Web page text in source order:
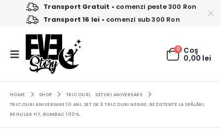
Transport Gratuit • comenzi peste 300 Ron
Transport 16 lei • comenzi sub 300 Ron
0 Coş
0,00 lei
HOME SHOP TRICOURI,
SETURI ANIVERSARE
TRICOURI ANIVERSARE 10 ANI, SET DE 3 TRICOURI NEGRE, REZISTENTE LA SPĂLĂRI,
REGULAR FIT, BUMBAC 100%